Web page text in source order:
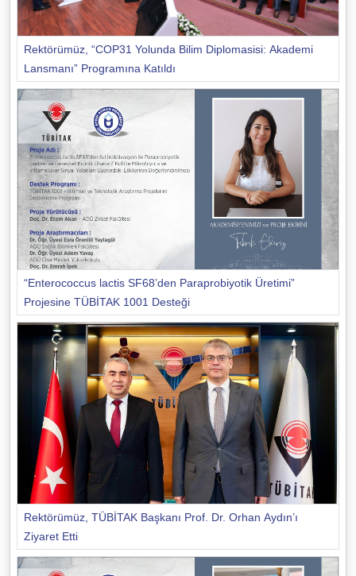
Rektörümüz, “COP31 Yolunda Bilim Diplomasisi: Akademi
Lansmanı” Programına Katıldı
“Enterococcus lactis SF68’den Paraprobiyotik Üretimi”
Projesine TÜBİTAK 1001 Desteği
Rektörümüz, TÜBİTAK Başkanı Prof. Dr. Orhan Aydın’ı
Ziyaret Etti